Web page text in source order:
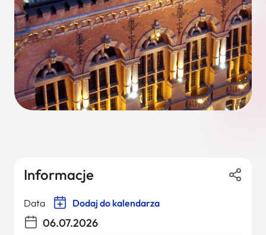
Informacje
Data Dodaj do kalendarza
06.07.2026